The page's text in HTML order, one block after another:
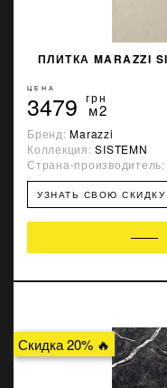
ПЛИТКА MARAZZI
ЦЕНА
3479 грн
м2
Бренд:Marazzi
Коллекция:SISTEMN
Страна-производитель:
УЗНАТЬ СВОЮ СКИДКУ
Скидка 20% 🔥